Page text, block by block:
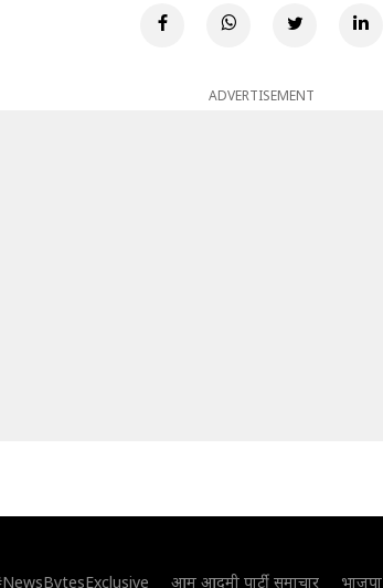
ADVERTISEMENT
आम आदमी पार्टी समाचार